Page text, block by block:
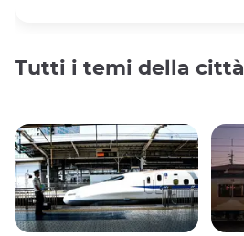
Tutti i temi della città